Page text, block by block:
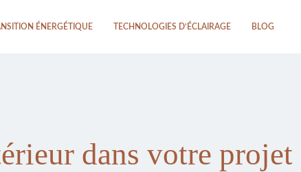
ÉNERGÉTIQUE TECHNOLOGIES D’ÉCLAIRAGE BLOG
dans votre projet